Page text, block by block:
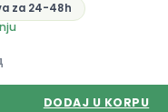
za 24-48h
DODAJ U KORPU